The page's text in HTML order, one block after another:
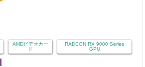
AMDビデオカー
ド
RADEON RX 9000 Series
GPU